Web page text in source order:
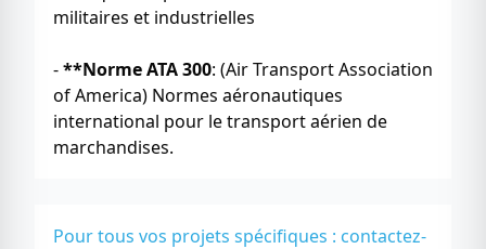
militaires et industrielles
-**Norme ATA 300: (Air Transport Association
of America) Normes aéronautiques
international pour le transport aérien de
marchandises.
Pour tous vos projets spécifiques : contactez-